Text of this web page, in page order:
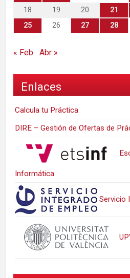
18
19 20 21
25
26 27 28
« Feb Abr »
Enlaces
Calcula tu Práctica
DIRE – Gestión de Ofertas de
Informática
Servicio